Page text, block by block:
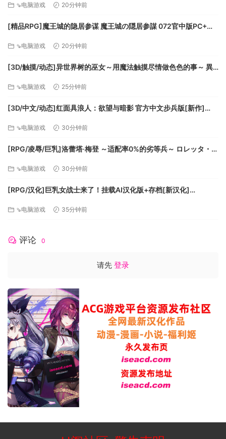
用搜索和开发。但在此模式下找到的物品将不会显示，除非能
3. 解锁地图战斗，纵享驰骋沙场的畅快
大地图上会显示许多飘扬着不同颜色旗帜的城市及城市间的道
不同国家的兵团相遇，或一方的兵团进入另一方的城市时，就
战争结束后，可清点俘虏，对其进行劝降、斩首或者释放。
操作系统: Windows 7/8
存储空间: 需要 3 GB 可用空间
游戏简介:
《三国群英传Ⅲ》是三国群英传系列第三部作品。游戏拥有壮丽
的战争场面，战争兵数最多可增加到800人，且战斗受不同地形
影响。画面镜头可自行调整，方便玩家调兵遣将。
游戏特色：
1. 丰富的历史事件增加人文色彩
游戏中除了原本精彩的战争内容外，更增添了一分丰富的人文
色彩。新加入的历史故事模式，让游戏更有活力、使玩家更能
陶醉在三国的世界中。
⇘电脑游戏 20分钟前
[精品RPG]魔王城的隐居参谋 魔王城の隠居参謀 072官中版PC+安
⇘电脑游戏 20分钟前
[3D/触摸/动态]异世界树的巫女～用魔法触摸尽情做色色的事～ 異
中文步兵版[百度]
⇘电脑游戏 25分钟前
[3D/中文/动态]红面具浪人：欲望与暗影 官方中文步兵版[新作]
⇘电脑游戏 30分钟前
[RPG/凌辱/巨乳]洛蕾塔·梅登 ～适配率0%的劣等兵～ ロレッタ・メ
度]
⇘电脑游戏 30分钟前
[RPG/汉化]巨乳女战士来了！挂载AI汉化版+存档[新汉化]
⇘电脑游戏 35分钟前
评论 0
请先 登录